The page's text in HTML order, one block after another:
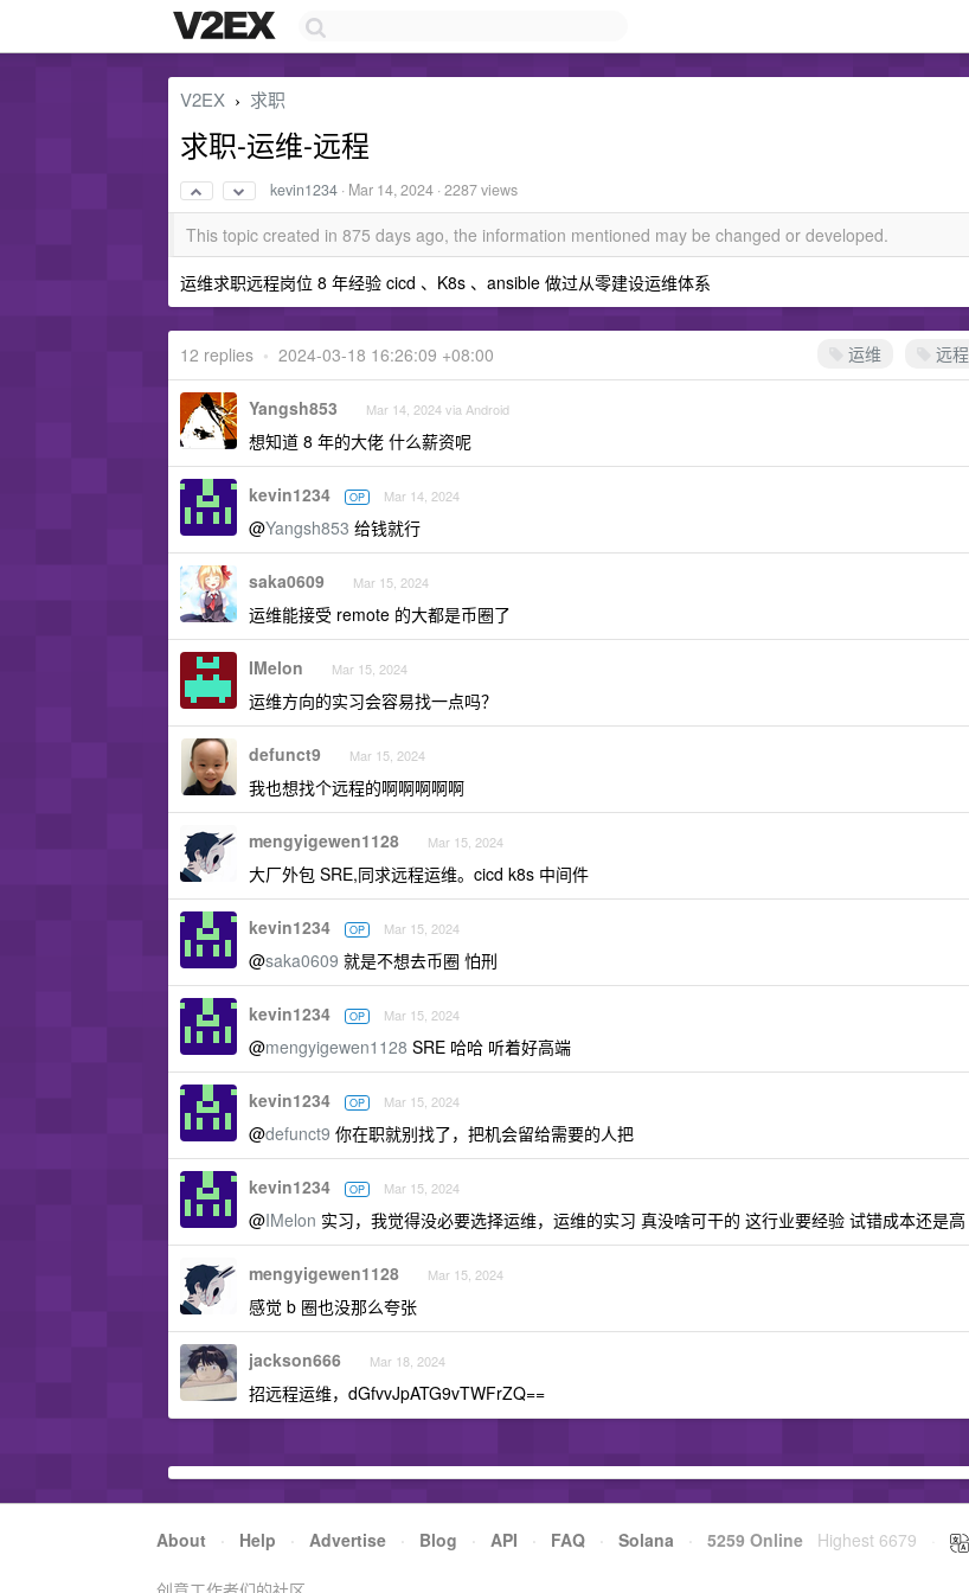
V2EX › 求职
求职-运维-远程
kevin1234 · Mar 14, 2024 · 2287 views
This topic created in 875 days ago, the information mentioned may be changed or developed.
运维求职远程岗位 8 年经验 cicd 、K8s 、ansible 做过从零建设运维体系
运维 远程
12 replies • 2024-03-18 16:26:09 +08:00
Yangsh853 Mar 14, 2024 via Android
想知道 8 年的大佬 什么薪资呢
kevin1234 OP Mar 14, 2024
@Yangsh853 给钱就行
saka0609 Mar 15, 2024
运维能接受 remote 的大都是币圈了
IMelon Mar 15, 2024
运维方向的实习会容易找一点吗？
defunct9 Mar 15, 2024
我也想找个远程的啊啊啊啊啊
mengyigewen1128 Mar 15, 2024
大厂外包 SRE,同求远程运维。cicd k8s 中间件
kevin1234 OP Mar 15, 2024
@saka0609 就是不想去币圈 怕刑
kevin1234 OP Mar 15, 2024
@mengyigewen1128 SRE 哈哈 听着好高端
kevin1234 OP Mar 15, 2024
@defunct9 你在职就别找了，把机会留给需要的人把
kevin1234 OP Mar 15, 2024
@IMelon 实习，我觉得没必要选择运维，运维的实习 真没啥可干的 这行业要经验 试错成本还是高
mengyigewen1128 Mar 15, 2024
感觉 b 圈也没那么夸张
jackson666 Mar 18, 2024
招远程运维，dGfvvJpATG9vTWFrZQ==
About · Help · Advertise · Blog · API · FAQ · Solana · 5259 Online Highest 6679